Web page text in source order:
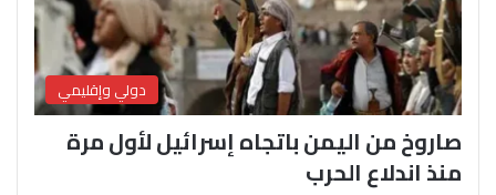
دولي وإقليمي
صاروخ من اليمن باتجاه إسرائيل لأول مرة
منذ اندلاع الحرب